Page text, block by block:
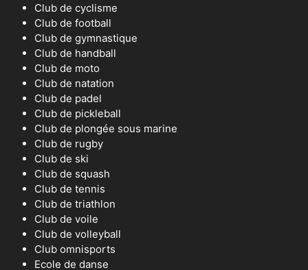
Club de cyclisme
Club de football
Club de gymnastique
Club de handball
Club de moto
Club de natation
Club de padel
Club de pickleball
Club de plongée sous marine
Club de rugby
Club de ski
Club de squash
Club de tennis
Club de triathlon
Club de voile
Club de volleyball
Club omnisports
Ecole de danse